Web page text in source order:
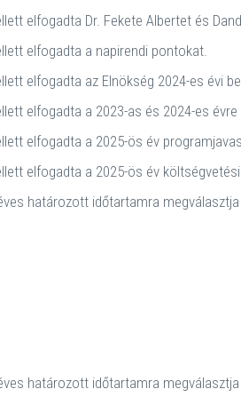
elfogadta Dr. Fekete Albertet és
elfogadta a napirendi pontokat.
elfogadta az Elnökség 2024-es évi
elfogadta a 2023-as és 2024-es
elfogadta a 2025-ös év
elfogadta a 2025-ös év
határozott időtartamra
határozott időtartamra